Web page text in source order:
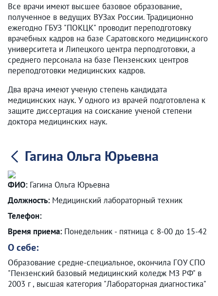
Все врачи имеют высшее базовое образование,
полученное в ведущих ВУЗах России. Традиционно
ежегодно ГБУЗ "ПОКЦК" проводит переподготовку
врачебных кадров на базе Саратовского медицинского
университета и Липецкого центра перподготовки, а
среднего персонала на базе Пензенских центров
переподготовки медицинских кадров.
Два врача имеют ученую степень кандидата
медицинских наук. У одного из врачей подготовлена к
защите диссертация на соискание ученой степени
доктора медицинских наук.
Гагина Ольга Юрьевна
ФИО: Гагина Ольга Юрьевна
Должность: Медицинский лабораторный техник
Телефон:
Время приема: Понедельник - пятница с 8-00 до 15-42
О себе:
Образование средне-специальное, окончила ГОУ СПО
"Пензенский базовый медицинский коледж МЗ РФ" в
2003 г , высшая категория "Лабораторная диагностика"